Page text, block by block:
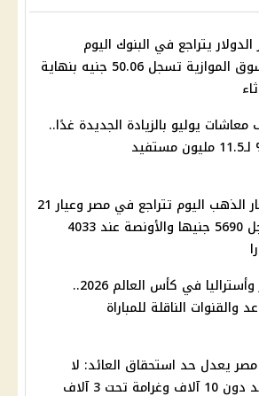
يتراجع في البنوك اليوم
والسوق الموازية تسجل 50.06 جنيه بنهاية
يوليو بالزيادة الجديدة غدًا..
أسعار الذهب اليوم تتراجع في مصر وعيار 21
يسجل 5690 جنيها والأونصة عند 4033
مصر وأستراليا في كأس العالم 2026..
والقنوات الناقلة للمباراة
يعدل حد استحقاق العائد: لا
وغرامة تحت 3 آلاف